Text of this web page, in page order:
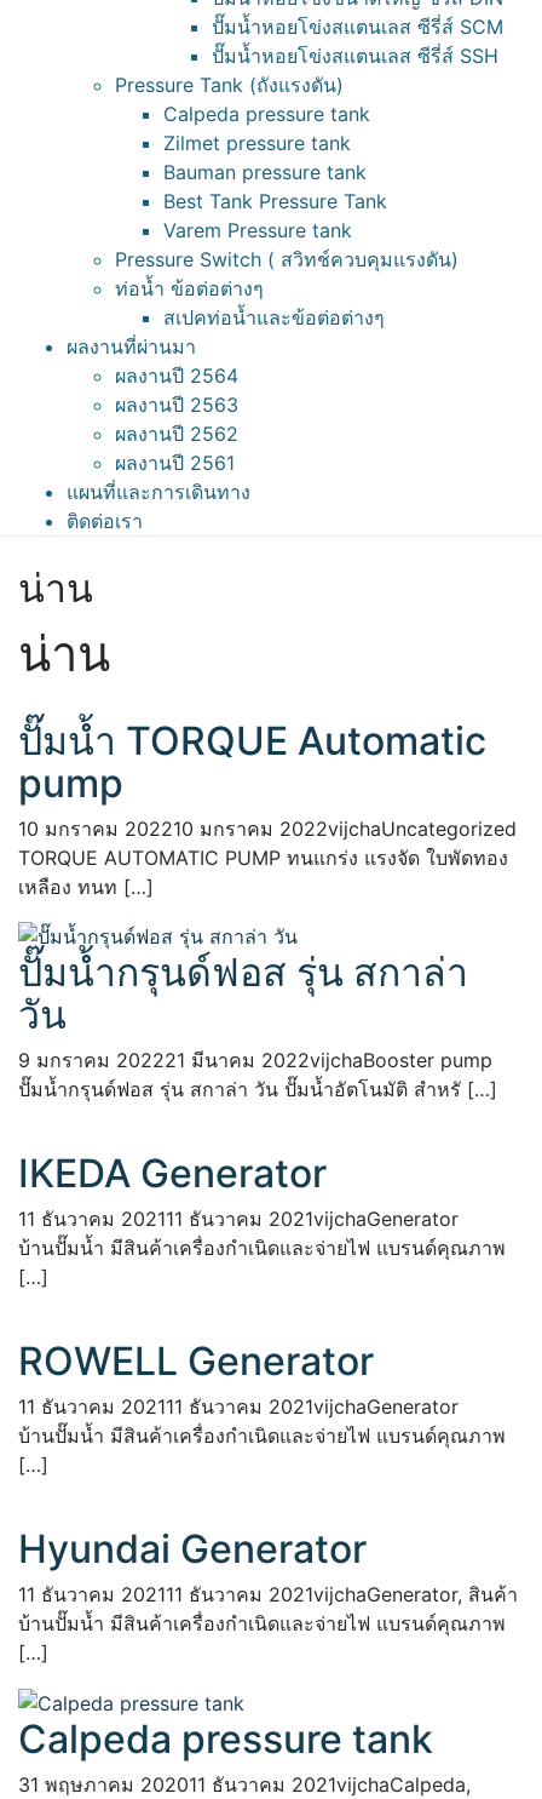
ปั๊มน้ำหอยโข่งสแตนเลส ซีรี่ส์ SCM
ปั๊มน้ำหอยโข่งสแตนเลส ซีรี่ส์ SSH
Pressure Tank (ถังแรงดัน)
Calpeda pressure tank
Zilmet pressure tank
Bauman pressure tank
Best Tank Pressure Tank
Varem Pressure tank
Pressure Switch ( สวิทช์ควบคุมแรงดัน)
ท่อน้ำ ข้อต่อต่างๆ
สเปคท่อน้ำและข้อต่อต่างๆ
ผลงานที่ผ่านมา
ผลงานปี 2564
ผลงานปี 2563
ผลงานปี 2562
ผลงานปี 2561
แผนที่และการเดินทาง
ติดต่อเรา
น่าน
น่าน
ปั๊มน้ำ TORQUE Automatic
pump
10 มกราคม 202210 มกราคม 2022vijchaUncategorized
TORQUE AUTOMATIC PUMP ทนแกร่ง แรงจัด ใบพัดทอง
เหลือง ทนท […]
ปั๊มน้ำกรุนด์ฟอส รุ่น สกาล่า
วัน
9 มกราคม 202221 มีนาคม 2022vijchaBooster pump
ปั๊มน้ำกรุนด์ฟอส รุ่น สกาล่า วัน ปั๊มน้ำอัตโนมัติ สำหรั […]
IKEDA Generator
11 ธันวาคม 202111 ธันวาคม 2021vijchaGenerator
บ้านปั๊มน้ำ มีสินค้าเครื่องกำเนิดและจ่ายไฟ แบรนด์คุณภาพ
[…]
ROWELL Generator
11 ธันวาคม 202111 ธันวาคม 2021vijchaGenerator
บ้านปั๊มน้ำ มีสินค้าเครื่องกำเนิดและจ่ายไฟ แบรนด์คุณภาพ
[…]
Hyundai Generator
11 ธันวาคม 202111 ธันวาคม 2021vijchaGenerator, สินค้า
บ้านปั๊มน้ำ มีสินค้าเครื่องกำเนิดและจ่ายไฟ แบรนด์คุณภาพ
[…]
Calpeda pressure tank
31 พฤษภาคม 202011 ธันวาคม 2021vijchaCalpeda,